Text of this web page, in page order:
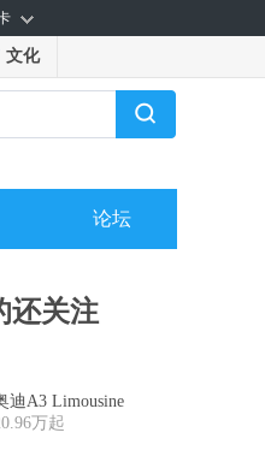
文化
论坛
还关注
迪A3 Limousine
万起